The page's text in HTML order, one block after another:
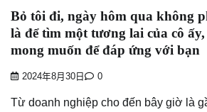
Bỏ tôi đi, ngày hôm qua không
là để tìm một tương lai của cô ấy,
mong muốn để đáp ứng với bạn
2024年8月30日 0
Từ doanh nghiệp cho đến bây giờ là